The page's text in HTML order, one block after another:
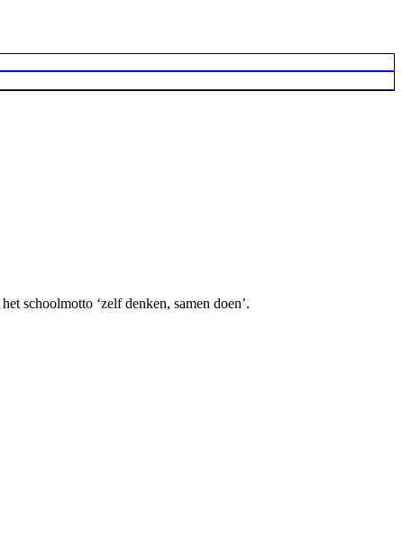
schoolmotto ‘zelf denken, samen doen’.